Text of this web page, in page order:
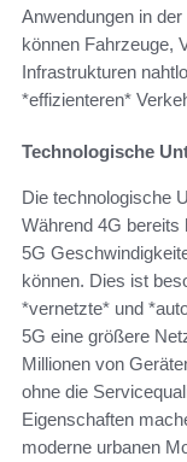
Anwendungen in
können Fahrzeuge,
Infrastrukturen
*effizienteren*
Technologische
Die technologische
Während 4G bereits
5G
können. Dies ist
*vernetzte* und
5G eine größere
Millionen von
ohne die
Eigenschaften
moderne urbanen